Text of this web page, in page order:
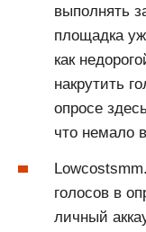
выполнять
площадка
как
накрутить
опросе
что немало
голосов в
личный